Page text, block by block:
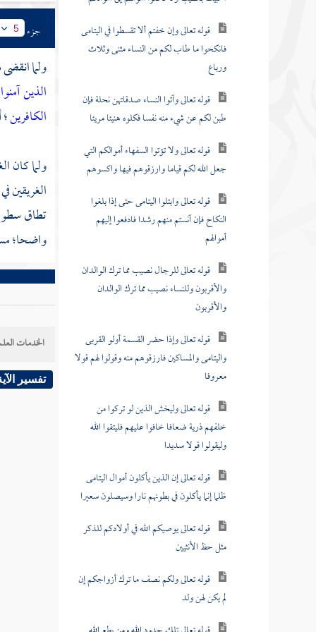
قوله تعالى وإن خفتم ألا تقسطوا في اليتامى
فانكحوا ما طاب لكم من النساء مثنى وثلاث
ورباع
قوله تعالى وآتوا النساء صدقاتهن نحلة فإن
طبن لكم عن شيء منه نفسا فكلوه هنيئا مريئا
قوله تعالى ولا تؤتوا السفهاء أموالكم التي
جعل الله لكم قياما وارزقوهم فيها واكسوهم
قوله تعالى وابتلوا اليتامى حتى إذا بلغوا
النكاح فإن آنستم منهم رشدا فادفعوا إليهم
أموالهم
قوله تعالى للرجال نصيب مما ترك الوالدان
والأقربون وللنساء نصيب مما ترك الوالدان
والأقربون
قوله تعالى وإذا حضر القسمة أولو القربى
واليتامى والمساكين فارزقوهم منه وقولوا لهم قولا
معروفا
قوله تعالى وليخش الذين لو تركوا من
خلفهم ذرية ضعافا خافوا عليهم فليتقوا الله
وليقولوا قولا سديدا
قوله تعالى إن الذين يأكلون أموال اليتامى
ظلما إنما يأكلون في بطونهم نارا وسيصلون سعيرا
قوله تعالى يوصيكم الله في أولادكم للذكر
مثل حظ الأنثيين
قوله تعالى ولكم نصف ما ترك أزواجكم إن
لم يكن لهن ولد
جزء 5
ولما
الذين آمنوا
الكافرين
ولما كان
الغريقين
تطاق
واضحا؛
الخدمات
تفسير